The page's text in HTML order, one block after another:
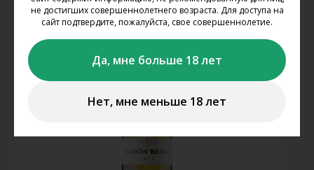
не достигших совершеннолетнего возраста. Для доступа на
сайт подтвердите, пожалуйста, свое совершеннолетие.
Да, мне больше 18 лет
Нет, мне меньше 18 лет